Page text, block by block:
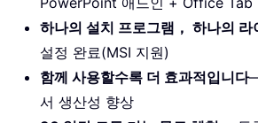
하나의 설치 프로그램， 하나의 라
설정 완료(MSI 지원)
함께 사용할수록 더 효과적입니다
서 생산성 향상